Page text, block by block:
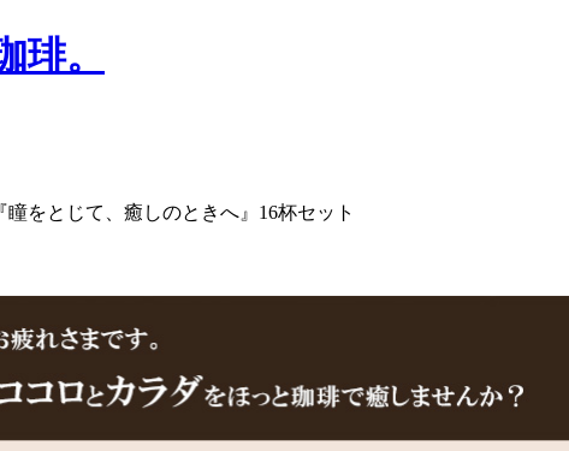
をとじて、癒しのときへ』16杯セット